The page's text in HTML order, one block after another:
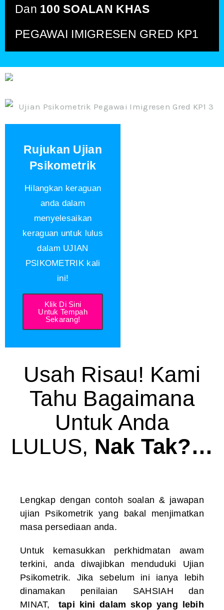
Dan 100 SOALAN KHAS
PEGAWAI IMIGRESEN GRED KP1
Rujukan Ujian
Psikometrik
Hilangkan keraguan
anda dalam
menyelesaikan
keraguan untuk lulus
dalam UJIAN
PSIKOMETRIK kali
ini!
Klik Di Sini
Untuk Tempah
Sekarang!
Usah Risau! Kami
Tahu Bagaimana
Untuk Anda
LULUS, Nak Tak?…
Lengkap dengan contoh soalan & jawapan
ujian Psikometrik yang bakal menjimatkan
masa persediaan anda.
Untuk kemasukkan perkhidmatan awam
terkini, anda diwajibkan menduduki Ujian
Psikometrik. Jika sebelum ini ianya lebih
dinamakan penilaian SAHSIAH dan
MINAT,
tapi kini dalam skop yang lebih